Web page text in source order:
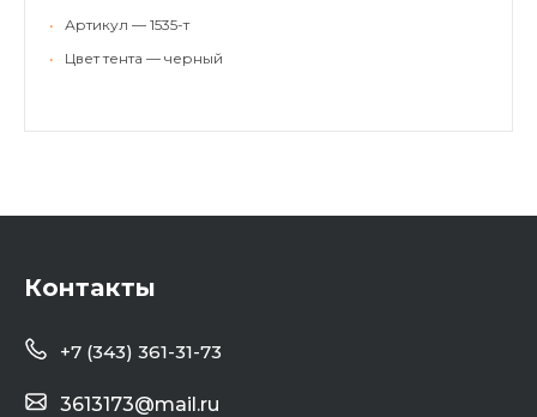
•
Артикул — 1535-т
•
Цвет тента — черный
Контакты
+7 (343) 361-31-73
3613173@mail.ru